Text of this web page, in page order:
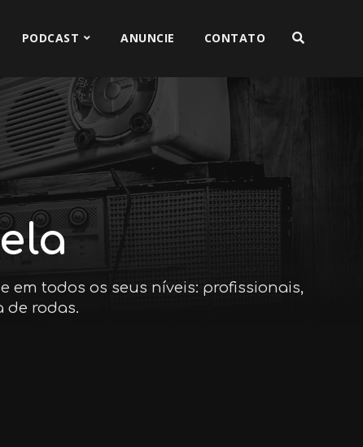
PODCAST ANUNCIE CONTATO
em todos os seus níveis: profissionais,
de rodas.